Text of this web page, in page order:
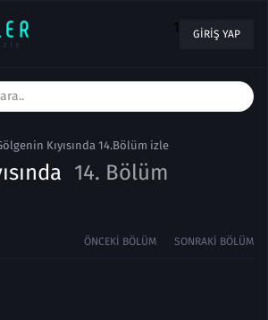
1 GIRIŞ YAP
Kıyısında 14.Bölüm izle
14. Bölüm
ÖNCEKI BÖLÜM SONRAKI BÖLÜM